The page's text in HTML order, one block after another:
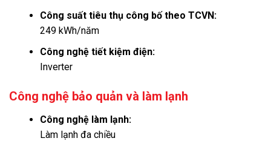
Công suất tiêu thụ công bố theo TCVN:
249 kWh/năm
Công nghệ tiết kiệm điện:
Inverter
Công nghệ bảo quản và làm lạnh
Công nghệ làm lạnh:
Làm lạnh đa chiều